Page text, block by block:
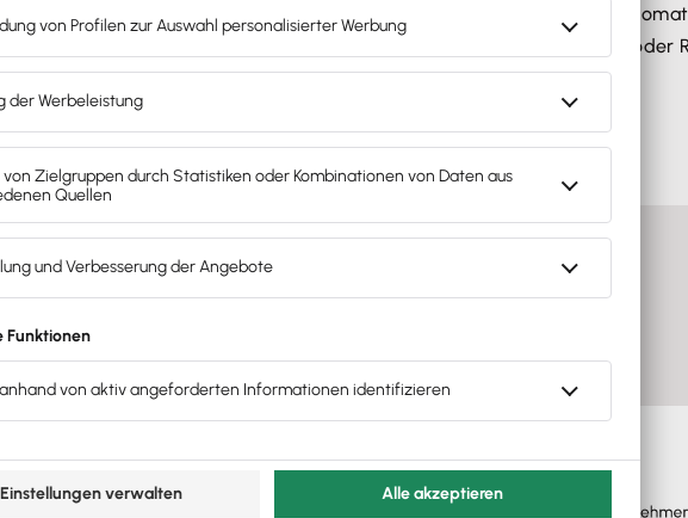
Angebote, E-Rechnungen und Mahnungen direkt online . Dank
im Büro, unterwegs oder im Homeoffice – du hast deine Angebote oder